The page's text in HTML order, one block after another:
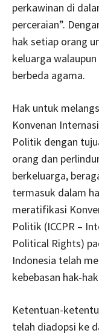
perkawinan di
perceraian”.
hak setiap orang
keluarga
berbeda agama.
Hak untuk
Konvenan
Politik dengan
orang dan
berkeluarga,
termasuk dalam
meratifikasi
Politik (ICCPR –
Political Rights)
Indonesia telah
kebebasan hak-
Ketentuan-
telah diadopsi ke